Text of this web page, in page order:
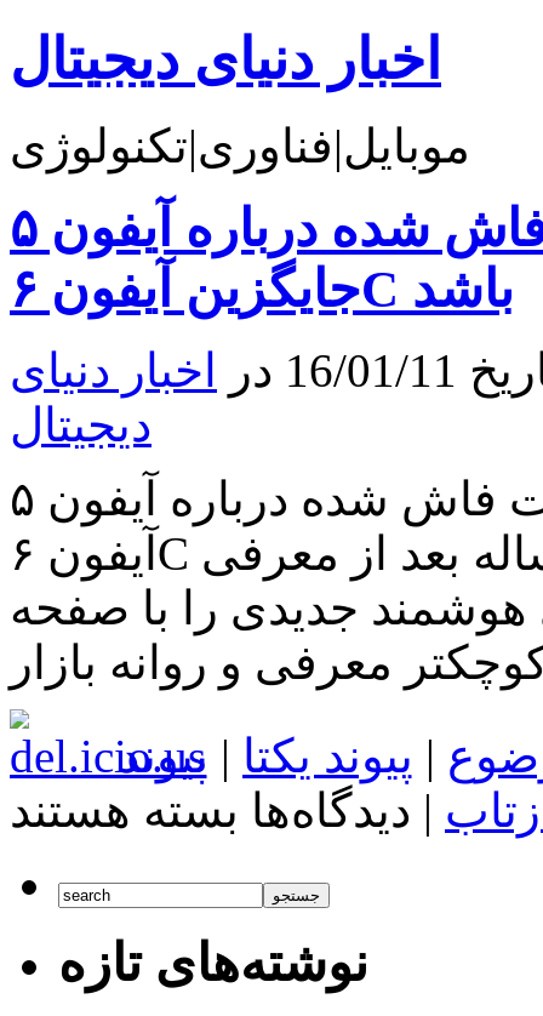
اخبار دنیای دیجیتال
موبایل|فناوری|تکنولوژی
جزئیات فاش شده درباره آیفون ۵e که قرار است
جایگزین آیفون ۶C باشد
در
اخبار دنیای
دیجیتال
جزئیات فاش شده درباره آیفون ۵e که قرار است جایگزین
آیفون ۶C باشد شرکت اپل هر ساله بعد از معرفی
جدیدی را با صفحه
معرفی و روانه بازار
| پیوند یکتا | پیوند
| دیدگاه‌هابرای
جزئیات
درباره
آیفون
که
قرار
بسته هستند
نوشته‌های تازه